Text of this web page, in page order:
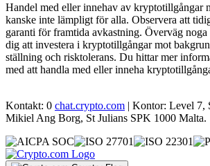
Handel med eller innehav av kryptotillgångar
kanske inte lämpligt för alla. Observera att
garanti för framtida avkastning. Överväg
dig att investera i kryptotillgångar mot
ställning och risktolerans. Du hittar mer
med att handla med eller inneha
Kontakt: 0 chat.crypto.com | Kontor: Level 7,
Mikiel Ang Borg, St Julians SPK 1000 Malta.